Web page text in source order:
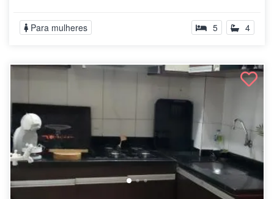
Para mulheres 5 4